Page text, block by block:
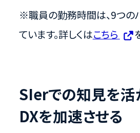
※職員の勤務時間は、9つの
ています。詳しくはこちら
SIerでの知見を活
DXを加速させる